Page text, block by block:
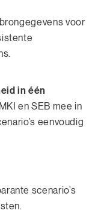
voor
in één
en SEB mee in
eenvoudig
scenario’s